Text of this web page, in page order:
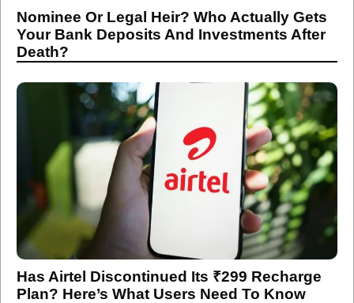
Nominee Or Legal Heir? Who Actually Gets
Your Bank Deposits And Investments After
Death?
Has Airtel Discontinued Its ₹299 Recharge
Plan? Here’s What Users Need To Know